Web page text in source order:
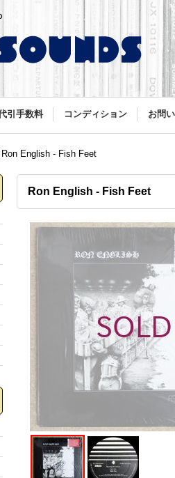
引手数料 コンディション お問
Ron English - Fish Feet
Ron English - Fish Feet